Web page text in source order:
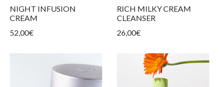
NIGHT INFUSION
CREAM
52,00€
RICH MILKY CREAM
CLEANSER
26,00€